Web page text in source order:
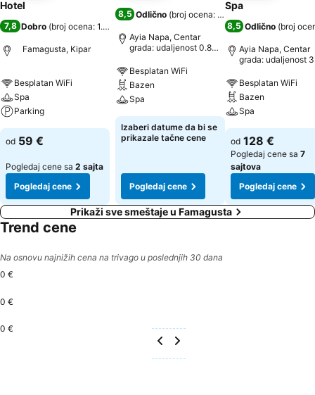
Hotel
7,8 Dobro (broj ocena: 1.715
Famagusta, Kipar
Besplatan WiFi
Spa
Parking
od 59 €
Pogledaj cene sa 2 sajta
Pogledaj cene
8,5 Odlično (broj ocena: 6.087
Ayia Napa, Centar
grada: udaljenost 0.8
Besplatan WiFi
Bazen
Spa
Izaberi datume da bi se
prikazale tačne cene
Pogledaj cene
Spa
8,5 Odlično (broj
Ayia Napa, Centar
grada: udaljenost
Besplatan WiFi
Bazen
Spa
od 128 €
Pogledaj cene sa 7
sajtova
Pogledaj cene
Prikaži sve smeštaje u Famagusta
Trend cene
Na osnovu najnižih cena na trivago u poslednjih 30 dana
0 €
0 €
0 €